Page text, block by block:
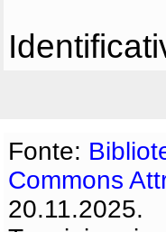
Fonte:
Commons
20.11.2025.